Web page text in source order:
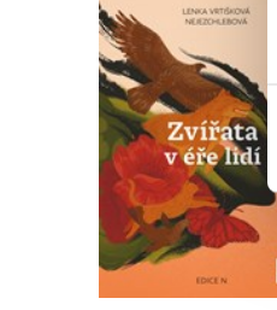
Zvířata v éře lidí
Lenka Vrtišková
Nejezchlebová
Do košíku
479 Kč